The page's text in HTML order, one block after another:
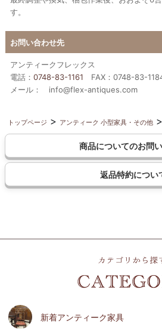
す。
お問い合わせ先
アンティークフレックス
電話： 0748-83-1161 FAX：0748-83-
メール： info@flex-antiques.com
トップページ アンティーク 小型家具・その他
商品についてのお問
返品特約につい
新着アンティーク家具